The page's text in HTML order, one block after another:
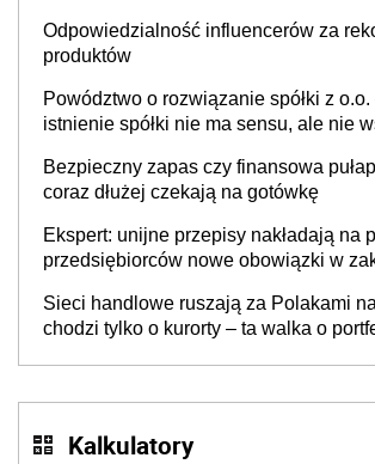
Odpowiedzialność influencerów za
produktów
Powództwo o rozwiązanie spółki z
istnienie spółki nie ma sensu, ale nie
Bezpieczny zapas czy finansowa
coraz dłużej czekają na gotówkę
Ekspert: unijne przepisy nakładają na
przedsiębiorców nowe obowiązki w
Sieci handlowe ruszają za Polakami
chodzi tylko o kurorty – ta walka o
Kalkulatory